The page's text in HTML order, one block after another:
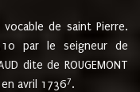
de saint Pierre.
par le seigneur de
dite de ROUGEMONT
avril 17367.